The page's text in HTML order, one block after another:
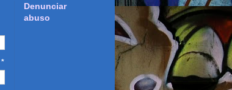
*
Denunciar
abuso